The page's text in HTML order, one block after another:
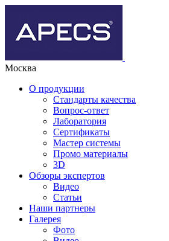
Москва
О продукции
Стандарты качества
Вопрос-ответ
Лаборатория
Сертификаты
Мастер системы
Промо материалы
3D
Обзоры экспертов
Видео
Статьи
Наши партнеры
Галерея
Фото